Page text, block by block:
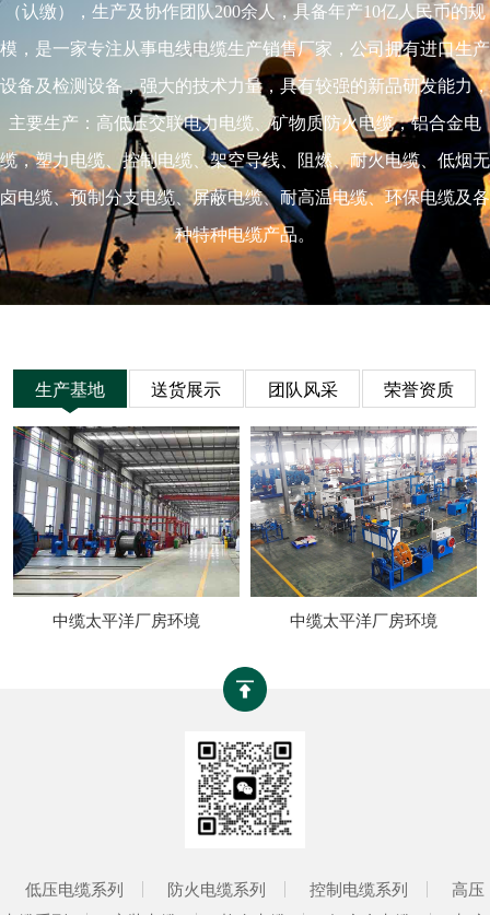
（认缴），生产及协作团队200余人，具备年产10亿人民币的规
模，是一家专注从事电线电缆生产销售厂家，公司拥有进口生产
设备及检测设备，强大的技术力量，具有较强的新品研发能力，
主要生产：高低压交联电力电缆、矿物质防火电缆，铝合金电
缆，塑力电缆、控制电缆、架空导线、阻燃、耐火电缆、低烟无
卤电缆、预制分支电缆、屏蔽电缆、耐高温电缆、环保电缆及各
种特种电缆产品。
生产基地 送货展示 团队风采 荣誉资质
中缆太平洋厂房环境 中缆太平洋厂房环境
低压电缆系列 防火电缆系列 控制电缆系列
高压